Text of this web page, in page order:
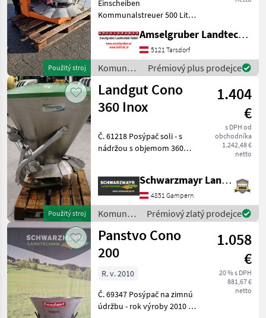
Landgut
Hauer
Hydrac
Kahlbacher
Pronar
Zobrazit
všech
51
MARKETPLACE
Marketplace
Nabídky
prodejců
Inzeráty
Použitý stroj
Einscheiben
Kommunalstreuer 500 Liter
Anbau KAT 2 540er
Zapfwelle Gelenkwelle
Oberlenker hydraulische
Schieberöffnung
(einfachwirkend
Amselgruber Landtechnik GmbH
5121 Tarsdorf
Komunálne
stroje /
Landgut
Prémiový plus prodejce
Použitý stroj
Landgut Cono
360 Inox
1.404
€
s DPH od
obchodníka
1.242,48 €
netto
Č. 61218 Posýpač soli - s
nádržou s objemom 360
prevodovkou - s miešačom
bez miešacích prstov -
mechanické o
Schwarzmayr Landtechnik GmbH - Gampern
4851 Gampern
Komunálne
stroje /
Landgut
Prémiový zlatý prodejce
Panstvo Cono
200
1.058
€
20 % s DPH
881,67 €
netto
R. v. 2010
Č. 69347 Posýpač na zimnú
údržbu - rok výroby 2010 - s